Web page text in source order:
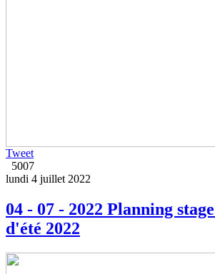
Tweet
5007
lundi 4 juillet 2022
04 - 07 - 2022 Planning
d'été 2022